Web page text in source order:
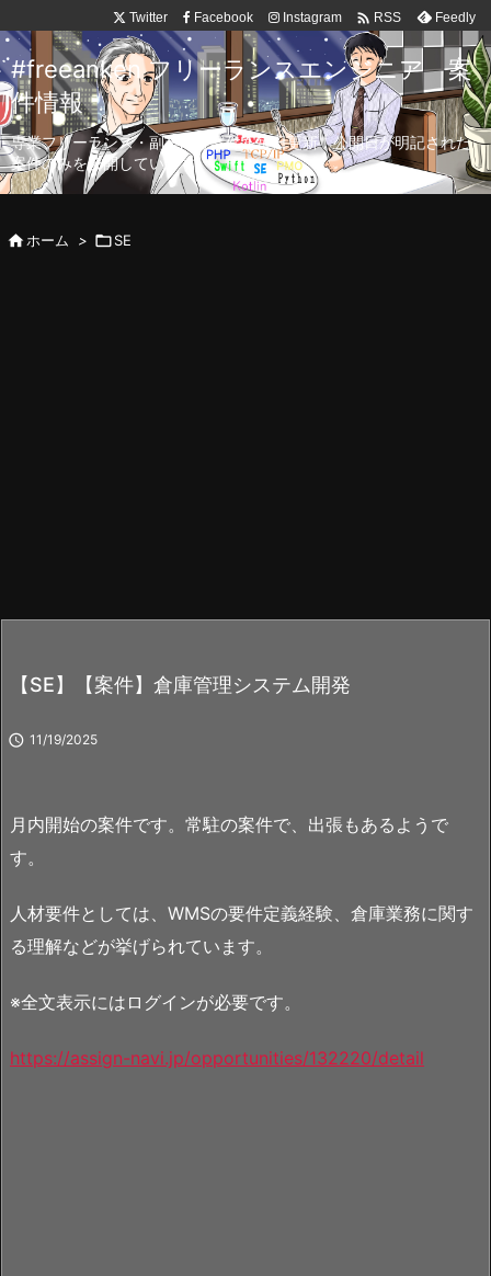
Twitter Facebook Instagram  RSS Feedly
#freeanken フリーランスエンジニア 案
件情報
専業フリーランス・副業向け案件を毎日更新！公開日が明記された
案件のみを公開しています。
ホーム > SE
【SE】【案件】倉庫管理システム開発
 11/19/2025
月内開始の案件です。常駐の案件で、出張もあるようで
す。
人材要件としては、WMSの要件定義経験、倉庫業務に関す
る理解などが挙げられています。
※全文表示にはログインが必要です。
https://assign-navi.jp/opportunities/132220/detail